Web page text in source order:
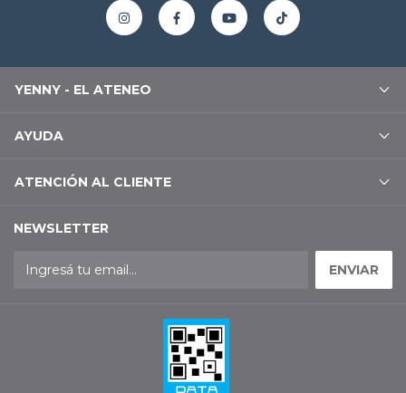
YENNY - EL ATENEO
AYUDA
ATENCIÓN AL CLIENTE
NEWSLETTER